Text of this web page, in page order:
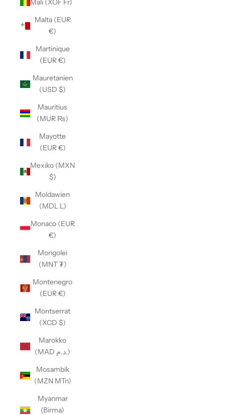
Mali (XOF Fr)
Malta (EUR
€)
Martinique
(EUR €)
Mauretanien
(USD $)
Mauritius
(MUR ₨)
Mayotte
(EUR €)
Mexiko (MXN
$)
Moldawien
(MDL L)
Monaco (EUR
€)
Mongolei
(MNT ₮)
Montenegro
(EUR €)
Montserrat
(XCD $)
Marokko
(MAD د.م.)
Mosambik
(MZN MTn)
Myanmar
(Birma)